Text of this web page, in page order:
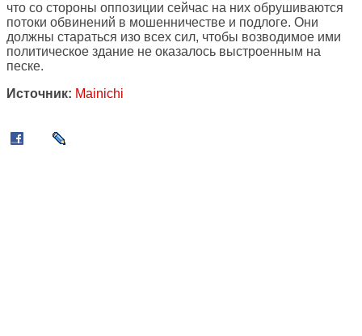
что со стороны оппозиции сейчас на них обрушиваются
потоки обвинений в мошенничестве и подлоге. Они
должны стараться изо всех сил, чтобы возводимое ими
политическое здание не оказалось выстроенным на
песке.
Источник: Mainichi